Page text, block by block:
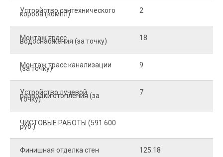
Устройство сантехнического
короба (компл) 2
Монтаж трасс
водоснабжения (за точку) 18
Монтаж трасс канализации
(за точку) 9
Устройство лучевой
разводки отопления (за
точку)
7
ЧИСТОВЫЕ РАБОТЫ (591 600
руб.)
Финишная отделка стен 125.18